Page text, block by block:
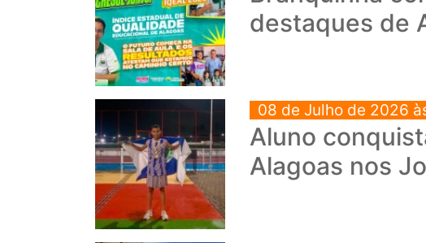
destaques de
08 de Julho de 2026
Aluno
Alagoas nos